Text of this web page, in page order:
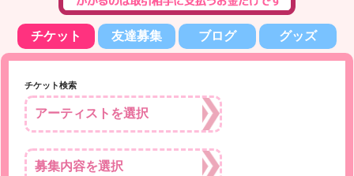
チケット 友達募集 ブログ グッズ
チケット検索